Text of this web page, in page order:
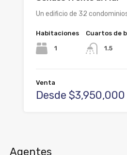
Un edificio de 32
Habitaciones
1
Cuartos de
1.5
Venta
Desde
Agentes